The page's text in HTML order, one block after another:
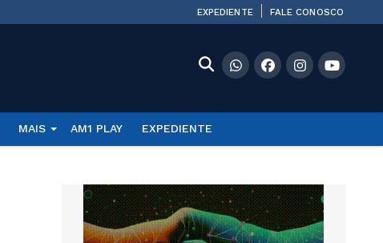
EXPEDIENTE FALE CONOSCO
MAIS AM1 PLAY EXPEDIENTE